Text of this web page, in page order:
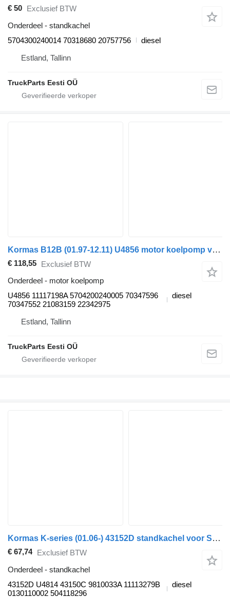
€ 50
Exclusief BTW
Onderdeel - standkachel
5704300240014 70318680 20757756
diesel
Estland, Tallinn
TruckParts Eesti OÜ
Kormas B12B (01.97-12.11) U4856 motor koelpomp voor Volvo B6, B7, B9, B10, B12 bus (1978-2011)
€ 118,55 Exclusief BTW
Onderdeel - motor koelpomp
U4856 11117198A 5704200240005 70347596
70347552 21083159 22342975
diesel
Estland, Tallinn
TruckParts Eesti OÜ
Kormas K-series (01.06-) 43152D standkachel voor Scania K,N,F-series bus (2006-)
€ 67,74 Exclusief BTW
Onderdeel - standkachel
43152D U4814 43150C 9810033A 11113279B
0130110002 504118296
diesel